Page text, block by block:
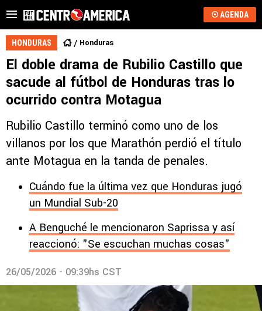
AGENDA
HONDURAS Honduras
El doble drama de Rubilio Castillo que
sacude al fútbol de Honduras tras lo
ocurrido contra Motagua
Rubilio Castillo terminó como uno de los
villanos por los que Marathón perdió el título
ante Motagua en la tanda de penales.
Cuándo fue la última vez que Honduras jugó
un Mundial Sub-20
A Benguché le mencionaron Saprissa y así
reaccionó: "Se escuchan muchas cosas"
26/05/2026 - 09:39hs CST